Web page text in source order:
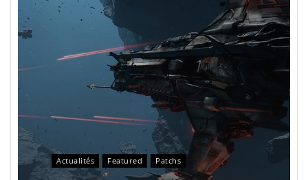
Actualités Featured Patchs